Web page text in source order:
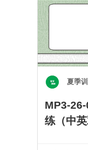
夏季
MP3-26-
练（中英